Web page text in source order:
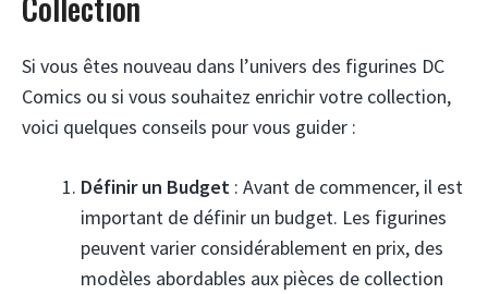
Si vous êtes nouveau dans l’univers des figurines DC
Comics ou si vous souhaitez enrichir votre collection,
voici quelques conseils pour vous guider :
Définir un Budget : Avant de commencer, il est
important de définir un budget. Les figurines
peuvent varier considérablement en prix, des
modèles abordables aux pièces de collection